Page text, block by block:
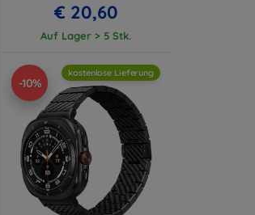
€ 20,60
Auf Lager > 5 Stk.
-10%
kostenlose Lieferung